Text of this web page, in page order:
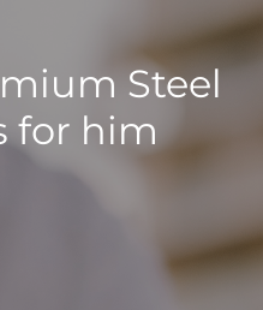
Steel
for him